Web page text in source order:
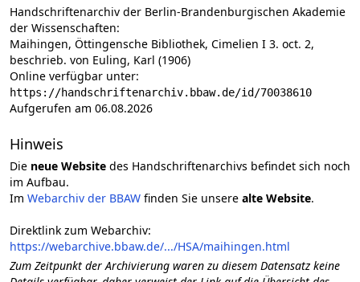
Handschriftenarchiv der Berlin-Brandenburgischen Akademie
der Wissenschaften:
Maihingen, Öttingensche Bibliothek, Cimelien I 3. oct. 2,
beschrieb. von Euling, Karl (1906)
Online verfügbar unter:
https://handschriftenarchiv.bbaw.de/id/70038610
Aufgerufen am 06.08.2026
Hinweis
Die neue Website des Handschriftenarchivs befindet sich noch
im Aufbau.
Im Webarchiv der BBAW finden Sie unsere alte Website.
Direktlink zum Webarchiv:
https://webarchive.bbaw.de/.../HSA/maihingen.html
Zum Zeitpunkt der Archivierung waren zu diesem Datensatz keine